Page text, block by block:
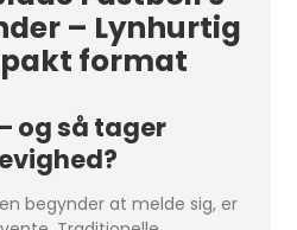
– Lynhurtig
format
og så tager
begynder at melde sig, er